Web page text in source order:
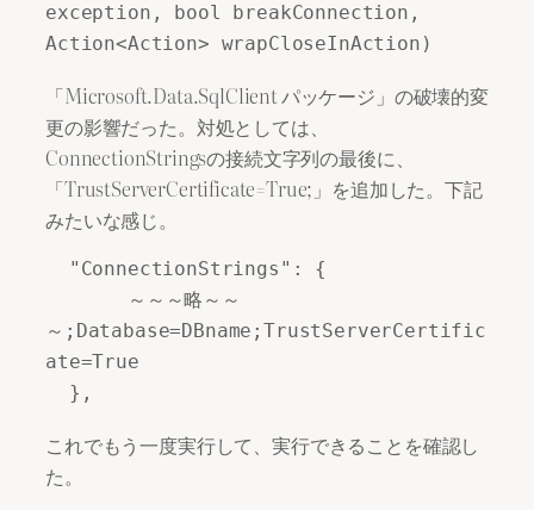
exception, bool breakConnection,
Action<Action> wrapCloseInAction)
「Microsoft.Data.SqlClient パッケージ」の破壊的変
更の影響だった。対処としては、
ConnectionStringsの接続文字列の最後に、
「TrustServerCertificate=True;」を追加した。下記
みたいな感じ。
～;Database=DBname;TrustServerCertific
ate=True
  },
これでもう一度実行して、実行できることを確認し
た。